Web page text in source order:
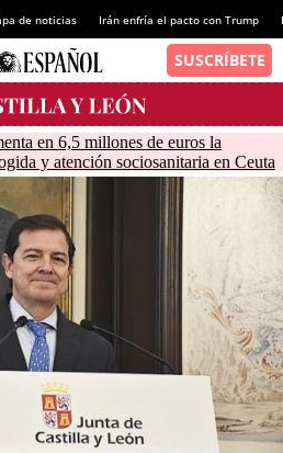
de noticias Irán enfría el pacto con Trump
en 6,5 millones de euros la
y atención sociosanitaria en Ceuta